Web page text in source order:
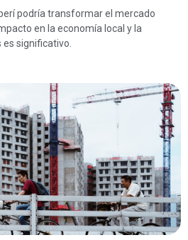
podría transformar el mercado
en la economía local y la
significativo.